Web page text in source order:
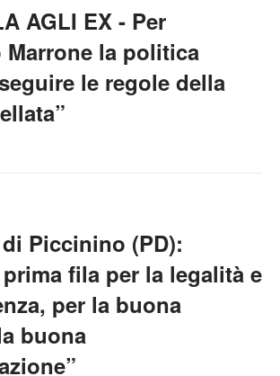
AGLI EX - Per
Marrone la politica
le regole della
Piccinino (PD):
fila per la legalità e
per la buona
buona